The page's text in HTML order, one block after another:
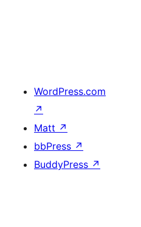
WordPress.com
↗
Matt ↗
bbPress ↗
BuddyPress ↗